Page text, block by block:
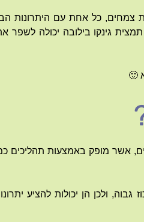
צמחים, כל אחת עם היתרונות
גינקו בילובה יכולה לשפר את
🙂
אשר מופק באמצעות תהליכים
ולכן הן יכולות להציע